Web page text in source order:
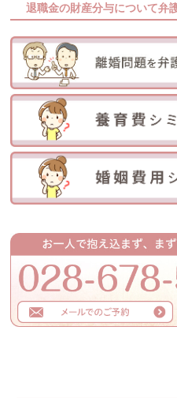
退職金の財産分与について弁